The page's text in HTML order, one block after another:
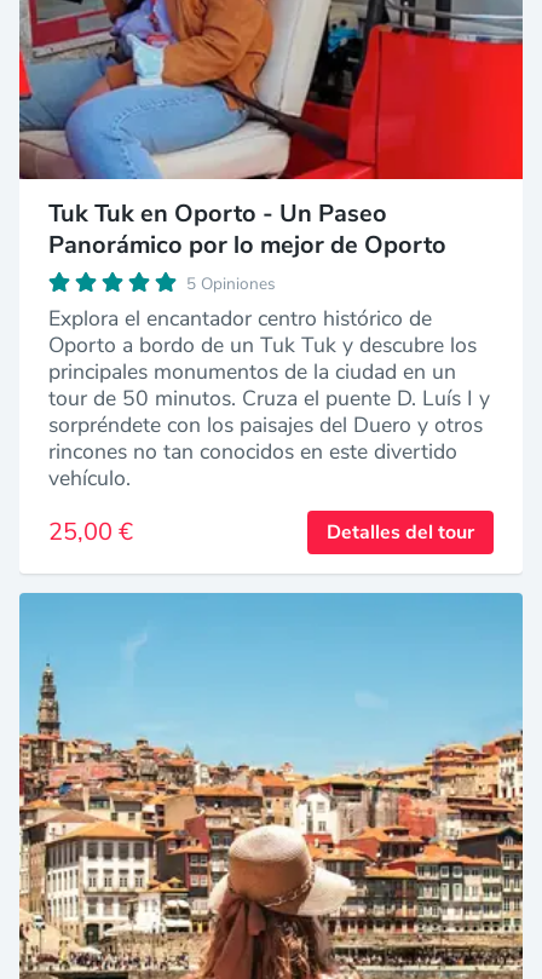
Tuk Tuk en Oporto - Un Paseo
Panorámico por lo mejor de Oporto
5 Opiniones
Explora el encantador centro histórico de
Oporto a bordo de un Tuk Tuk y descubre los
principales monumentos de la ciudad en un
tour de 50 minutos. Cruza el puente D. Luís I y
sorpréndete con los paisajes del Duero y otros
rincones no tan conocidos en este divertido
vehículo.
25,00 € Detalles del tour